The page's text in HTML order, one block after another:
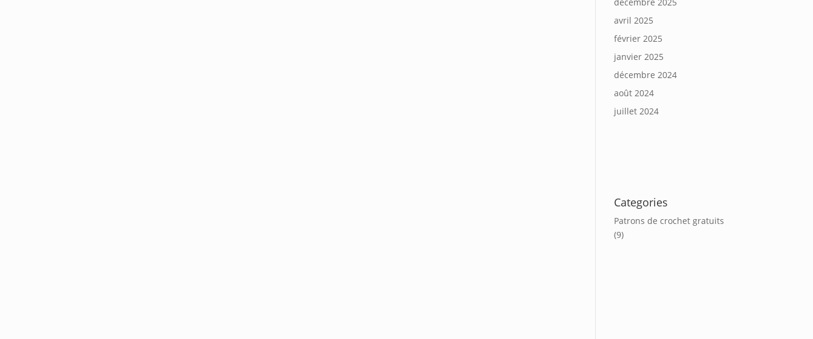
avril 2025
février 2025
janvier 2025
décembre 2024
août 2024
juillet 2024
Categories
Patrons de crochet gratuits
(9)